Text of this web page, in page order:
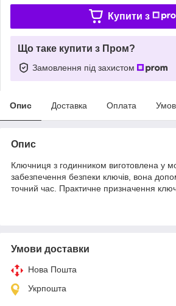
Купити з
Що таке купити з Пром?
Замовлення під захистом
Опис Доставка Оплата
Опис
Ключниця з годинником виготовлена у
забезпечення безпеки ключів, вона
точний час. Практичне призначення
Умови доставки
Нова Пошта
Укрпошта